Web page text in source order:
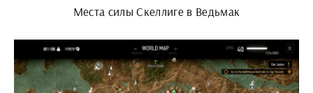
Места силы Скеллиге в Ведьмак